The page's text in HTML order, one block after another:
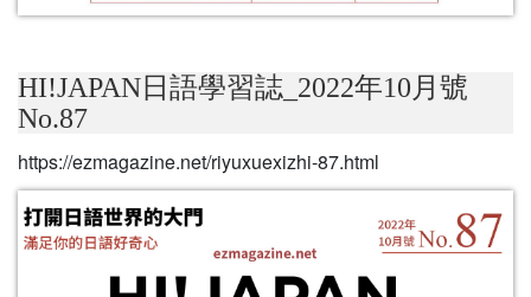
HI!JAPAN日語學習誌_2022年10月號
No.87
https://ezmagazine.net/riyuxuexizhi-87.html